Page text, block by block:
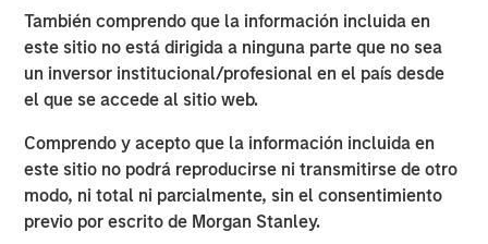
También comprendo que la información incluida en
este sitio no está dirigida a ninguna parte que no sea
un inversor institucional/profesional en el país desde
el que se accede al sitio web.
Comprendo y acepto que la información incluida en
este sitio no podrá reproducirse ni transmitirse de otro
modo, ni total ni parcialmente, sin el consentimiento
previo por escrito de Morgan Stanley.
QUARTERLY
Private Markets Perspectives Q4 Webinar
The Author